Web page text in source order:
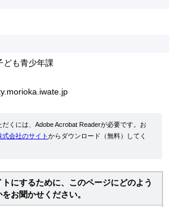
ども青少年課
だくには、Adobe Acrobat Readerが必要です。お
式会社のサイトからダウンロード（無料）してく
にするために、このページにどのよう
お聞かせください。